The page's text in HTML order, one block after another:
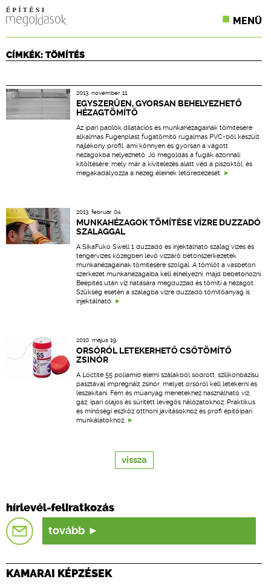
MENÜ
CPR TERMÉKKIÍRÁS
ÉPÍTÉSI JOG
ONLINE KÉPZÉSEK
TERVEZÉSI SEGÉDLETEK
CÍMKÉK: TÖMÍTÉS
2013. november 11.
EGYSZERŰEN, GYORSAN BEHELYEZHETŐ
HÉZAGTÖMÍTŐ
Az ipari padlók dilatációs és munkahézagainak tömítésére
alkalmas Fugenplast fugatömítő rugalmas PVC-ből készült
hajlékony profil, ami könnyen és gyorsan a vágott
hézagokba helyezhető. Jó megoldás a fugák azonnali
kitöltésére, mely már a kivitelezés alatt véd a piszoktól, és
megakadályozza a hézeg éleinek letöredezését.
2013. február 04.
MUNKAHÉZAGOK TÖMÍTÉSE VÍZRE DUZZADÓ
SZALAGGAL
A SikaFuko Swell 1 duzzadó és injektálható szalag vizes és
tengervizes közegben lévő vízzáró betonszerkezetek
munkahézagainak tömítésére szolgál. A tömlőt a vasbeton
szerkezet munkahézagaiba kell elhelyezni, majd bebetonozni.
Beépítés után víz hatására megduzzad és tömíti a hézagot.
Szükség esetén a szalagba vízre duzzadó tömítőanyag is
injektálható.
2010. május 19.
ORSÓRÓL LETEKERHETŐ CSŐTÖMÍTŐ
ZSINÓR
A Loctite 55 poliamid elemi szálakból sodrott, szilikonbázisú
pasztával impregnált zsinór, melyet orsóról kell letekerni és
leszakítani. Fém és műanyag menetekhez használható víz,
gáz, ipari olajos és sűrített levegős hálózatokhoz. Praktikus
és minőségi eszköz otthoni javításokhoz és profi építőipari
munkálatokhoz.
vissza
hírlevél-feliratkozás
tovább
KAMARAI KÉPZÉSEK